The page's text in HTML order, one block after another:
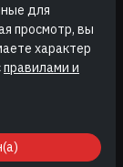
чтобы
для
просмотр, вы
характер
правилами и